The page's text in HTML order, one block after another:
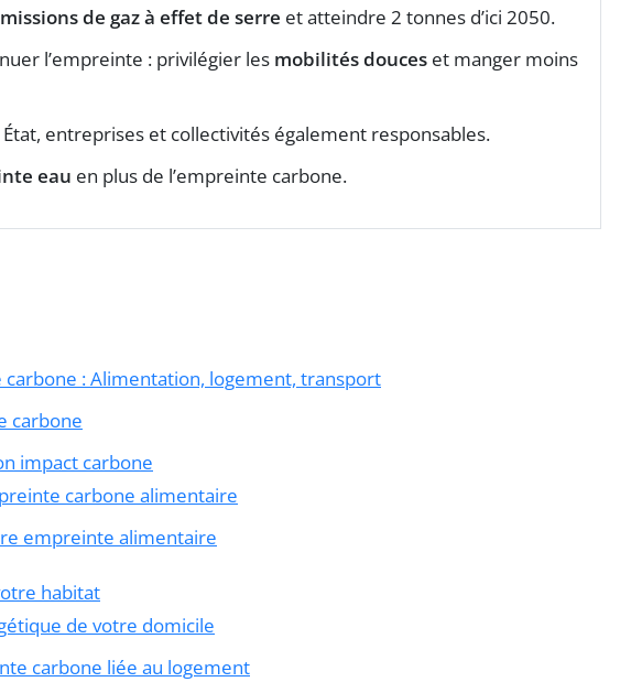
de gaz à effet de serre et atteindre 2 tonnes d’ici 2050.
l’empreinte : privilégier les mobilités douces et manger moins
entreprises et collectivités également responsables.
eau en plus de l’empreinte carbone.
: Alimentation, logement, transport
carbone
impact carbone
carbone alimentaire
empreinte alimentaire
habitat
de votre domicile
carbone liée au logement